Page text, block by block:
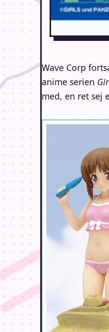
Wave Corp
anime serien
med, en ret sej